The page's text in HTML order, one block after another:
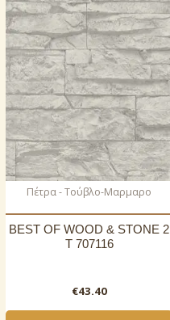
Πέτρα - Τούβλο-Μαρμαρο
BEST OF WOOD & STONE 2
T 707116
€43.40